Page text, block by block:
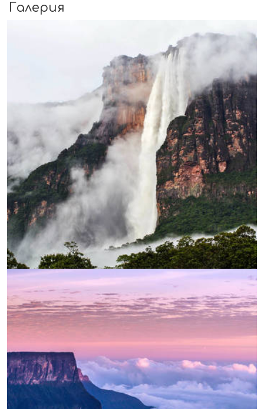
Галерия
УВЕЛИЧИ